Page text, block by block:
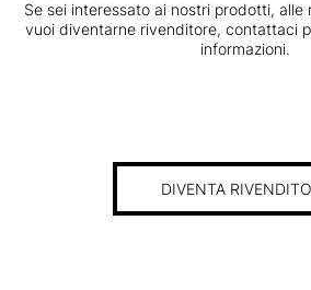
Se sei interessato ai nostri prodotti, alle
vuoi diventarne rivenditore, contattaci
informazioni.
DIVENTA